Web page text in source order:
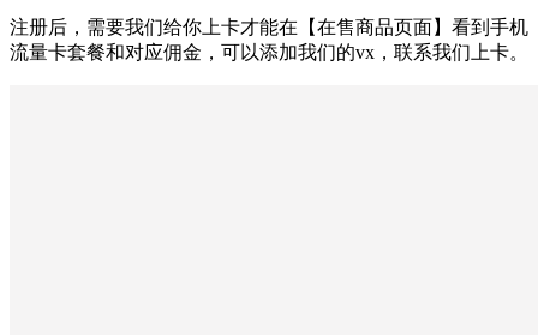
注册后，需要我们给你上卡才能在【在售商品页面】看到手机
流量卡套餐和对应佣金，可以添加我们的vx，联系我们上卡。